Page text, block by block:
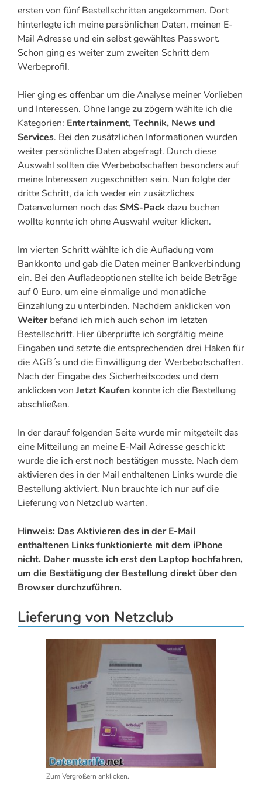
ersten von fünf Bestellschritten angekommen. Dort
hinterlegte ich meine persönlichen Daten, meinen E-
Mail Adresse und ein selbst gewähltes Passwort.
Schon ging es weiter zum zweiten Schritt dem
Werbeprofil.
Hier ging es offenbar um die Analyse meiner Vorlieben
und Interessen. Ohne lange zu zögern wählte ich die
Kategorien: Entertainment, Technik, News und
Services. Bei den zusätzlichen Informationen wurden
weiter persönliche Daten abgefragt. Durch diese
Auswahl sollten die Werbebotschaften besonders auf
meine Interessen zugeschnitten sein. Nun folgte der
dritte Schritt, da ich weder ein zusätzliches
Datenvolumen noch das SMS-Packdazu buchen
wollte konnte ich ohne Auswahl weiter klicken.
Im vierten Schritt wählte ich die Aufladung vom
Bankkonto und gab die Daten meiner Bankverbindung
ein. Bei den Aufladeoptionen stellte ich beide Beträge
auf 0 Euro, um eine einmalige und monatliche
Einzahlung zu unterbinden. Nachdem anklicken von
Weiterbefand ich mich auch schon im letzten
Bestellschritt. Hier überprüfte ich sorgfältig meine
Eingaben und setzte die entsprechenden drei Haken für
die AGB´s und die Einwilligung der Werbebotschaften.
Nach der Eingabe des Sicherheitscodes und dem
anklicken vonJetzt Kaufen konnte ich die Bestellung
abschließen.
In der darauf folgenden Seite wurde mir mitgeteilt das
eine Mitteilung an meine E-Mail Adresse geschickt
wurde die ich erst noch bestätigen musste. Nach dem
aktivieren des in der Mail enthaltenen Links wurde die
Bestellung aktiviert. Nun brauchte ich nur auf die
Lieferung von Netzclub warten.
Hinweis: Das Aktivieren des in der E-Mail
enthaltenen Links funktionierte mit dem iPhone
nicht. Daher musste ich erst den Laptop hochfahren,
um die Bestätigung der Bestellung direkt über den
Browser durchzuführen.
Lieferung von Netzclub
Zum Vergrößern anklicken.